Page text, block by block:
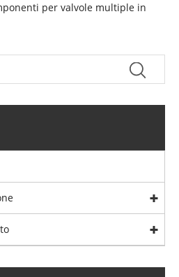
per valvole multiple in